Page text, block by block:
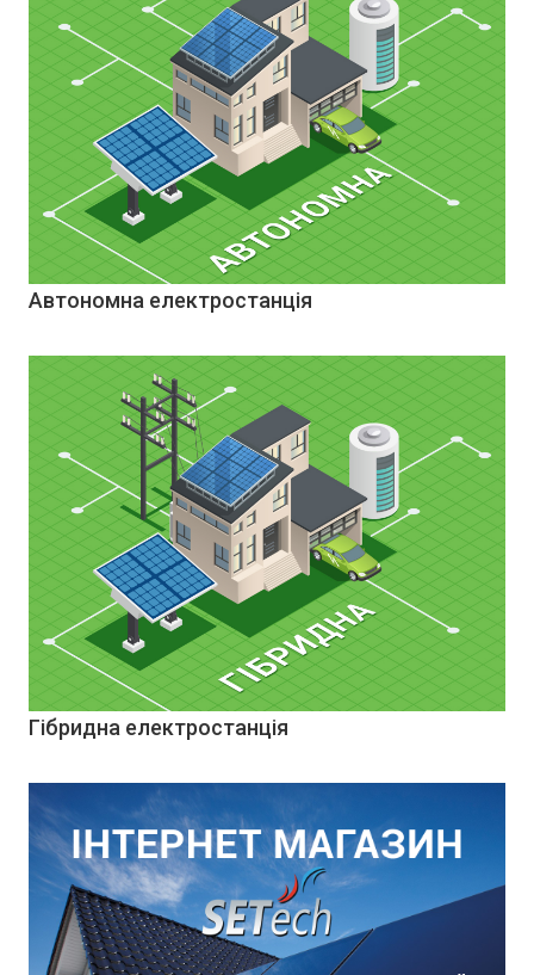
Автономна електростанція
Гібридна електростанція